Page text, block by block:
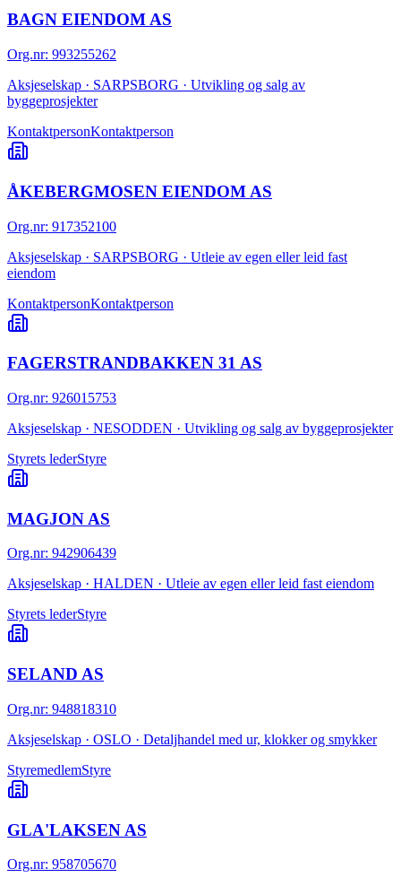
BAGN EIENDOM AS
Org.nr: 993255262
Aksjeselskap · SARPSBORG · Utvikling og salg av
byggeprosjekter
KontaktpersonKontaktperson
ÅKEBERGMOSEN EIENDOM AS
Org.nr: 917352100
Aksjeselskap · SARPSBORG · Utleie av egen eller leid fast
eiendom
KontaktpersonKontaktperson
FAGERSTRANDBAKKEN 31 AS
Org.nr: 926015753
Aksjeselskap · NESODDEN · Utvikling og salg av byggeprosjekter
Styrets lederStyre
MAGJON AS
Org.nr: 942906439
Aksjeselskap · HALDEN · Utleie av egen eller leid fast eiendom
Styrets lederStyre
SELAND AS
Org.nr: 948818310
Aksjeselskap · OSLO · Detaljhandel med ur, klokker og smykker
StyremedlemStyre
GLA'LAKSEN AS
Org.nr: 958705670